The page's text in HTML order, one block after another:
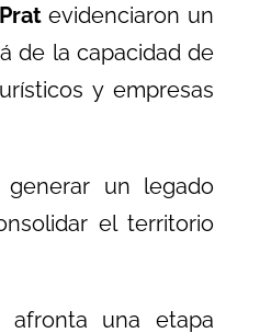
evidenciaron un
de la capacidad de
y empresas
un legado
el territorio
afronta una etapa